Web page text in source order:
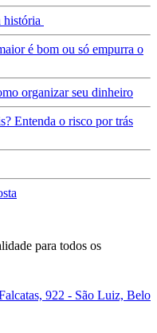
é bom ou só empurra o
organizar seu dinheiro
Entenda o risco por trás
para todos os
922 - São Luiz, Belo